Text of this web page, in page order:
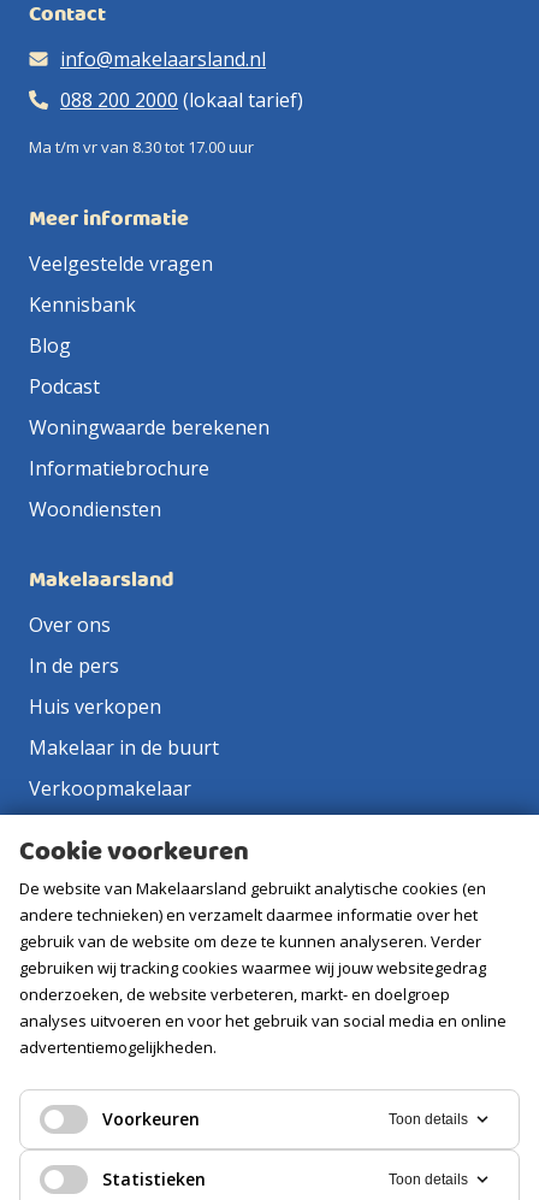
Contact
info@makelaarsland.nl
088 200 2000 (lokaal tarief)
Ma t/m vr van 8.30 tot 17.00 uur
Meer informatie
Veelgestelde vragen
Kennisbank
Blog
Podcast
Woningwaarde berekenen
Informatiebrochure
Woondiensten
Makelaarsland
Over ons
In de pers
Huis verkopen
Makelaar in de buurt
Verkoopmakelaar
Vacatures
Volg ons
Cookie voorkeuren
De website van Makelaarsland gebruikt analytische cookies (en
andere technieken) en verzamelt daarmee informatie over het
gebruik van de website om deze te kunnen analyseren. Verder
gebruiken wij tracking cookies waarmee wij jouw websitegedrag
onderzoeken, de website verbeteren, markt- en doelgroep
analyses uitvoeren en voor het gebruik van social media en online
advertentiemogelijkheden.
Voorkeuren Toon details
Statistieken Toon details